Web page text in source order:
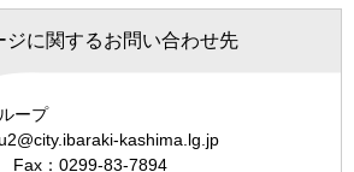
ジに関するお問い合わせ先
ープ
kashima.lg.jp
Fax：0299-83-7894